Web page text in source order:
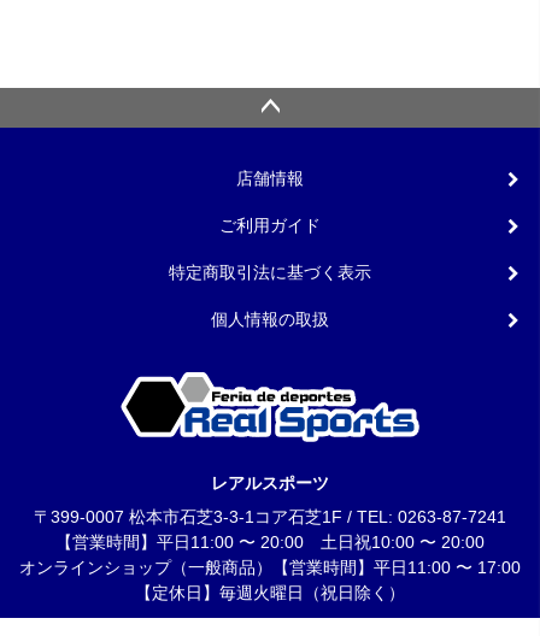
店舗情報
ご利用ガイド
特定商取引法に基づく表示
個人情報の取扱
レアルスポーツ
〒399-0007 松本市石芝3-3-1コア石芝1F / TEL: 0263-87-7241
【営業時間】平日11:00 〜 20:00 土日祝10:00 〜 20:00
オンラインショップ（一般商品）【営業時間】平日11:00 〜 17:00
【定休日】毎週火曜日（祝日除く）